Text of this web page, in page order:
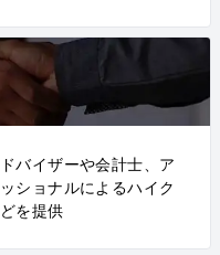
バイザーや会計士、ア
ショナルによるハイク
を提供